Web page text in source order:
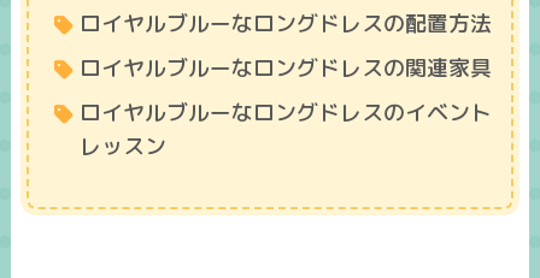
ロイヤルブルーなロングドレスの配置方法
ロイヤルブルーなロングドレスの関連家具
ロイヤルブルーなロングドレスのイベント
レッスン